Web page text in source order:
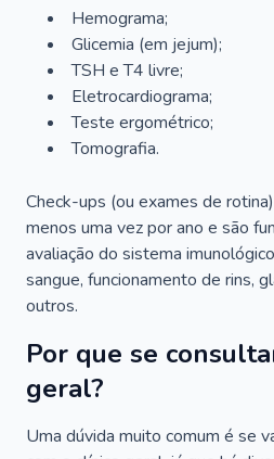
Hemograma;
Glicemia (em jejum);
TSH e T4 livre;
Eletrocardiograma;
Teste ergométrico;
Tomografia.
Check-ups (ou exames de
menos uma vez por ano e são
avaliação do sistema
sangue, funcionamento de rins,
outros.
Por que se
geral?
Uma dúvida muito comum é se